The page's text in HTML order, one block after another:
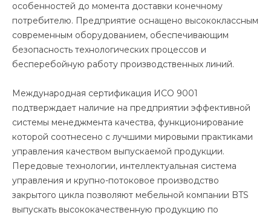
особенностей до момента доставки конечному
потребителю. Предприятие оснащено высококлассным
современным оборудованием, обеспечивающим
безопасность технологических процессов и
бесперебойную работу производственных линий.
Международная сертификация ИСО 9001
подтверждает наличие на предприятии эффективной
системы менеджмента качества, функционирование
которой соотнесено с лучшими мировыми практиками
управления качеством выпускаемой продукции.
Передовые технологии, интеллектуальная система
управления и крупно-потоковое производство
закрытого цикла позволяют мебельной компании BTS
выпускать высококачественную продукцию по